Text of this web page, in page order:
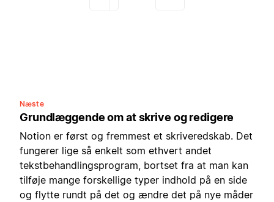
Næste
Grundlæggende om at skrive og redigere
Notion er først og fremmest et skriveredskab. Det
fungerer lige så enkelt som ethvert andet
tekstbehandlingsprogram, bortset fra at man kan
tilføje mange forskellige typer indhold på en side
og flytte rundt på det og ændre det på nye måder